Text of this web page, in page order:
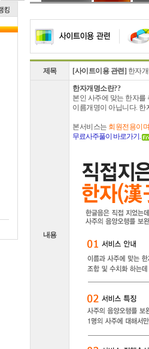
제목 [사이트이용 관련] 한자
내용
한자개명소란??
본인 사주에 맞는 한자를
이름개명이 아닙니다. 한
본서비스는 회원전용이
무료사주풀이 바로가기.